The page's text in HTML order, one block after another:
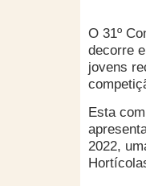
O 31º
decorre
jovens
Esta
2022,